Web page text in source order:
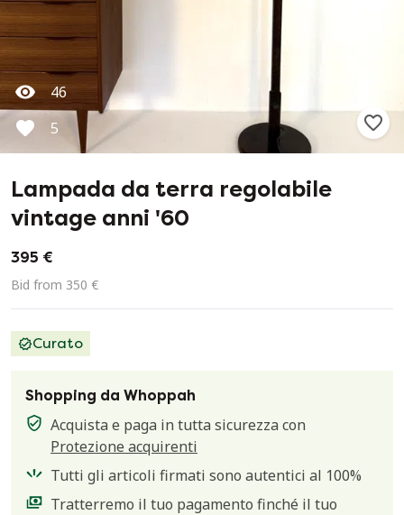
46
5
Lampada da terra regolabile
vintage anni '60
395 €
Bid from 350 €
Curato
Shopping da Whoppah
Acquista e paga in tutta sicurezza con
Protezione acquirenti
Tutti gli articoli firmati sono autentici al 100%
Tratterremo il tuo pagamento finché il tuo